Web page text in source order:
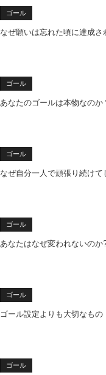
ゴール
なぜ願いは忘れた頃に達成さ
ゴール
あなたのゴールは本物なのか
ゴール
なぜ自分一人で頑張り続けて
ゴール
あなたはなぜ変われないのか
ゴール
ゴール設定よりも大切なもの
ゴール